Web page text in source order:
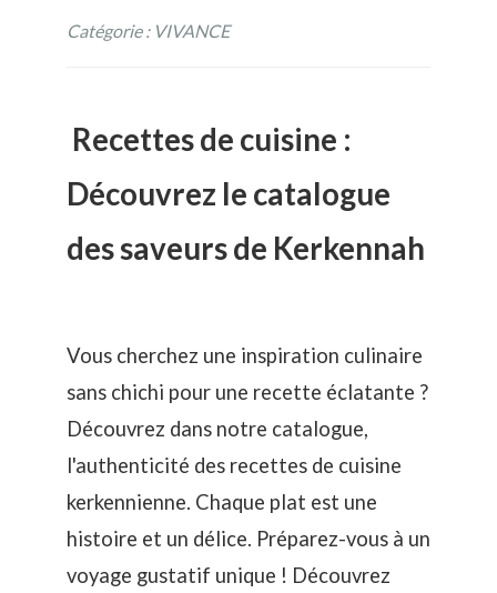
Catégorie : VIVANCE
Recettes de cuisine :
Découvrez le catalogue
des saveurs de Kerkennah
Vous cherchez une inspiration culinaire
sans chichi pour une recette éclatante ?
Découvrez dans notre catalogue,
l'authenticité des recettes de cuisine
kerkennienne. Chaque plat est une
histoire et un délice. Préparez-vous à un
voyage gustatif unique ! Découvrez